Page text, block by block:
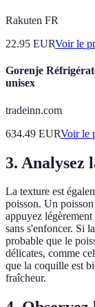
Rakuten FR
22.95 EURVoir le
Gorenje
unisex
tradeinn.com
634.49 EURVoir le
3. Analysez
La texture est
poisson. Un
appuyez
sans s'enfoncer. Si
probable que le
délicates, comme
que la coquille est
fraîcheur.